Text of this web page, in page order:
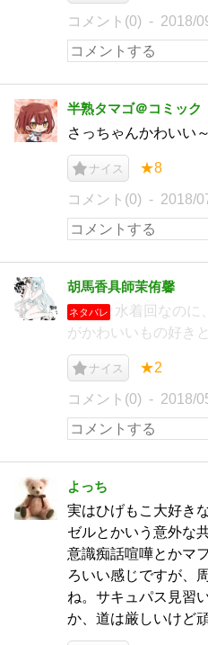
コメント(0) 2018/
半熟タマゴ＠コミック
さっちゃんかわいい～
ナイス ★8
コメント(0) 2018/
胡馬香具師茉侑馨
ネタバレ
水着回なのに
がかわいいもの好き
ナイス ★2
コメント(0) 2018/
よっち
実はひげもこ大好き
ゼルとかいう意外な
意識痴話喧嘩とかマ
ろいい感じですが、
ね。サキュパス見習
か、道は厳しいけど